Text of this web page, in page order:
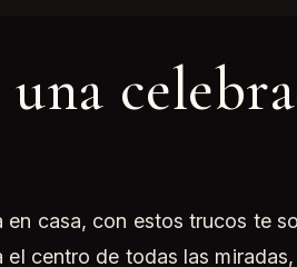
una
en casa, con estos trucos te
el centro de todas las